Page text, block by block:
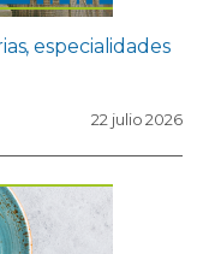
especialidades
22 julio 2026